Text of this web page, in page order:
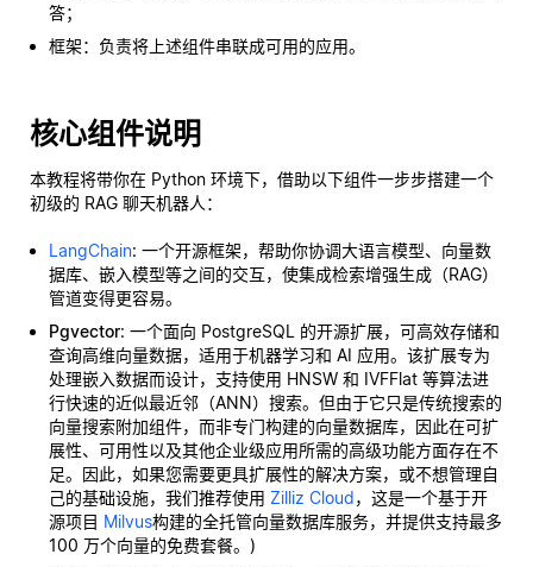
答；
框架：负责将上述组件串联成可用的应用。
核心组件说明
本教程将带你在 Python 环境下，借助以下组件一步步搭建一个
初级的 RAG 聊天机器人：
LangChain: 一个开源框架，帮助你协调大语言模型、向量数
据库、嵌入模型等之间的交互，使集成检索增强生成（RAG）
管道变得更容易。
Pgvector: 一个面向 PostgreSQL 的开源扩展，可高效存储和
查询高维向量数据，适用于机器学习和 AI 应用。该扩展专为
处理嵌入数据而设计，支持使用 HNSW 和 IVFFlat 等算法进
行快速的近似最近邻（ANN）搜索。但由于它只是传统搜索的
向量搜索附加组件，而非专门构建的向量数据库，因此在可扩
展性、可用性以及其他企业级应用所需的高级功能方面存在不
足。因此，如果您需要更具扩展性的解决方案，或不想管理自
己的基础设施，我们推荐使用 Zilliz Cloud，这是一个基于开
源项目 Milvus构建的全托管向量数据库服务，并提供支持最多
100 万个向量的免费套餐。)